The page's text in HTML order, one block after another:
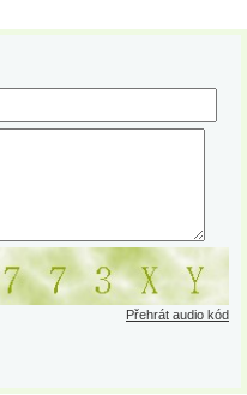
Přehrát audio kód